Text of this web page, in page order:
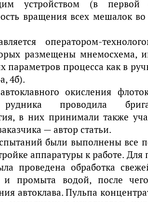
устройством (в первой
вращения всех мешалок во
оператором-
размещены мнемосхема,
параметров процесса как в
4б).
окисления
рудника проводила
в них принимали также
— автор статьи.
были выполнены все
аппаратуры к работе. Для
проведена обработка
и промыта водой, после
автоклава. Пульпа